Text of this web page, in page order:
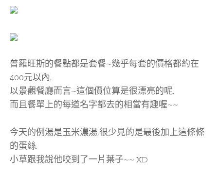
普羅旺斯的餐點都是套餐~幾乎每套的價格都約在
400元以內.
以景觀餐廳而言~這個價位算是很漂亮的呢.
而且餐單上的每道名字都去的相當有趣喔~~
今天的例湯是玉米濃湯,很少見的是最後加上這條條
的蛋絲.
小草跟我說他咬到了一片葉子~~ XD